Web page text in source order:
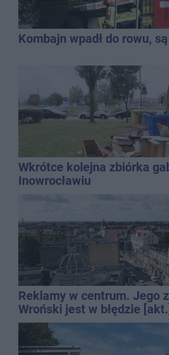
Kombajn wpadł do rowu,
Wkrótce kolejna zbiórka
Inowrocławiu
Reklamy w centrum. Jego
Wroński jest w błędzie [akt.]